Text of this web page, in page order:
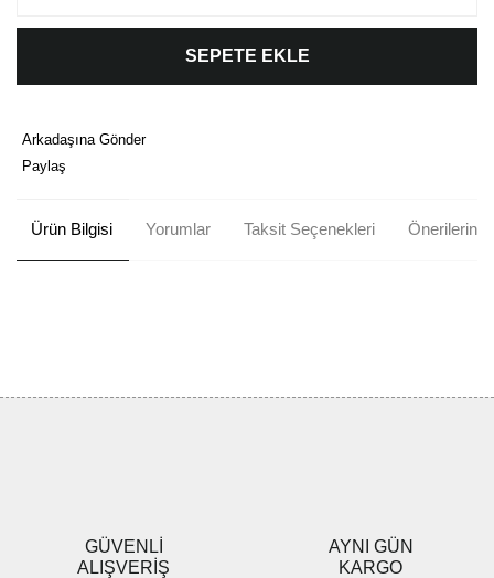
SEPETE EKLE
Arkadaşına Gönder
Paylaş
Ürün Bilgisi Yorumlar Taksit Seçenekleri Önerileriniz
Ürün fiyatı diğer sitelerden daha pahalı.
Bu ürüne benzer farklı alternatifler olmalı.
GÜVENLİ
ALIŞVERİŞ
AYNI GÜN
KARGO